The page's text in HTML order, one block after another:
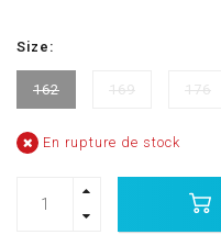
Size:
162 169 176
En rupture de stock